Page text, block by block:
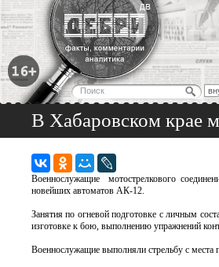
В Хабаровском крае
Военнослужащие мотострелкового
новейших автоматов АК-12.
Занятия по огневой подготовке с личным
изготовке к бою, выполнению упражнений
Военнослужащие выполняли стрельбу с